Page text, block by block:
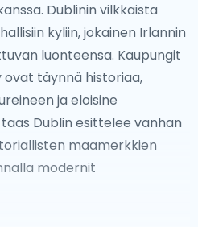
Dublinin vilkkaista
kyliin, jokainen Irlannin
luonteensa. Kaupungit
ovat täynnä historiaa,
ja eloisine
Dublin esittelee vanhan
maamerkkien
modernit